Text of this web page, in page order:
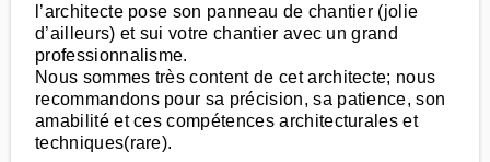
l’architecte pose son panneau de chantier (jolie
d’ailleurs) et sui votre chantier avec un grand
professionnalisme.
Nous sommes très content de cet architecte; nous
recommandons pour sa précision, sa patience, son
amabilité et ces compétences architecturales et
techniques(rare).